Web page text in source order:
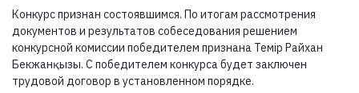
Конкурс признан состоявшимся. По итогам рассмотрения
документов и результатов собеседования решением
конкурсной комиссии победителем признана Темір Райхан
Бекжанқызы. С победителем конкурса будет заключен
трудовой договор в установленном порядке.